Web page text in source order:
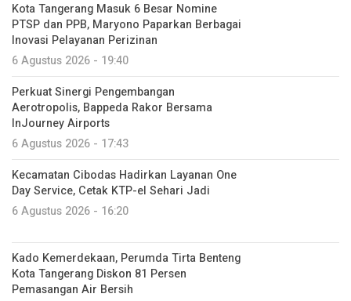
Kota Tangerang Masuk 6 Besar Nomine
PTSP dan PPB, Maryono Paparkan Berbagai
Inovasi Pelayanan Perizinan
6 Agustus 2026 - 19:40
Perkuat Sinergi Pengembangan
Aerotropolis, Bappeda Rakor Bersama
InJourney Airports
6 Agustus 2026 - 17:43
Kecamatan Cibodas Hadirkan Layanan One
Day Service, Cetak KTP-el Sehari Jadi
6 Agustus 2026 - 16:20
Kado Kemerdekaan, Perumda Tirta Benteng
Kota Tangerang Diskon 81 Persen
Pemasangan Air Bersih